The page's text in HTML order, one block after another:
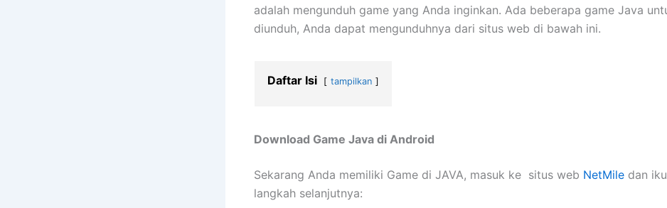
adalah mengunduh game yang Anda inginkan. Ada beberapa game Java
diunduh, Anda dapat mengunduhnya dari situs web di bawah ini.
Daftar Isi tampilkan
Download Game Java di Android
Sekarang Anda memiliki Game di JAVA, masuk ke situs web NetMile dan
langkah selanjutnya: